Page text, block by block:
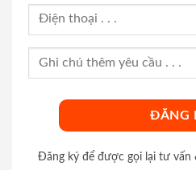
Đăng ký để được gọi lại tư